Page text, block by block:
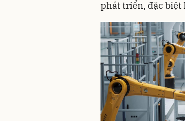
phát triển, đặc biệt